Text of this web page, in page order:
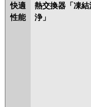
三菱重工
快適
性能
熱交換器「凍結
浄」